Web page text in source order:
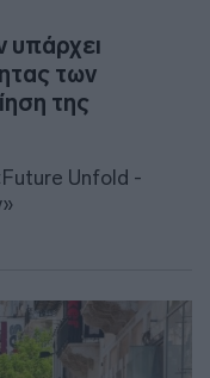
υπάρχει
των
της
Unfold -